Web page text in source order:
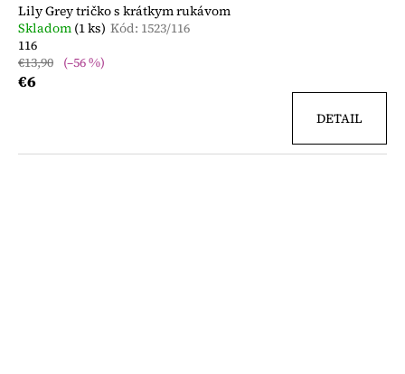
Lily Grey tričko s krátkym rukávom
Skladom (1 ks) Kód: 1523/116
116
€13,90 (–56 %)
€6
DETAIL